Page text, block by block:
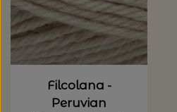
Filcolana -
Peruvian